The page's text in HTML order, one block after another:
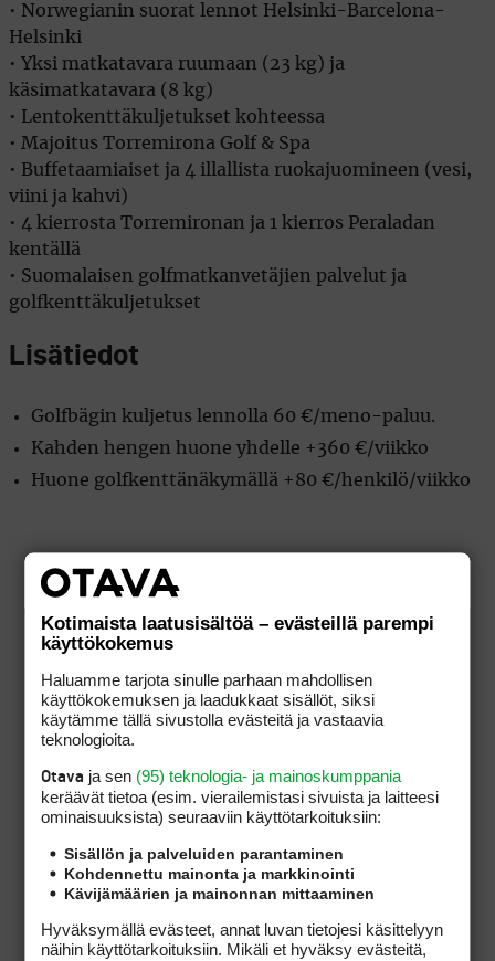
• Norwegianin suorat lennot Helsinki-Barcelona-
Helsinki
• Yksi matkatavara ruumaan (23 kg) ja
käsimatkatavara (8 kg)
• Lentokenttäkuljetukset kohteessa
• Majoitus Torremirona Golf & Spa
• Buffetaamiaiset ja 4 illallista ruokajuomineen (vesi,
viini ja kahvi)
• 4 kierrosta Torremironan ja 1 kierros Peraladan
kentällä
• Suomalaisen golfmatkanvetäjien palvelut ja
golfkenttäkuljetukset
Lisätiedot
Golfbägin kuljetus lennolla 60 €/meno-paluu.
Kahden hengen huone yhdelle +360 €/viikko
Huone golfkenttänäkymällä +80 €/henkilö/viikko
Kotimaista laatusisältöä – evästeillä parempi
käyttökokemus
Haluamme tarjota sinulle parhaan mahdollisen
käyttökokemuksen ja laadukkaat sisällöt, siksi
käytämme tällä sivustolla evästeitä ja vastaavia
teknologioita.
Otava ja sen (95) teknologia- ja mainoskumppania
keräävät tietoa (esim. vierailemis­tasi sivuista ja laitteesi
ominaisuuk­sista) seuraaviin käyttötarkoituksiin:
Sisällön ja palveluiden parantaminen
Kohdennettu mainonta ja markkinointi
Kävijämäärien ja mainonnan mittaaminen
Hyväksymällä evästeet, annat luvan tietojesi käsittelyyn
näihin käyttötarkoituksiin. Mikäli et hyväksy evästeitä,